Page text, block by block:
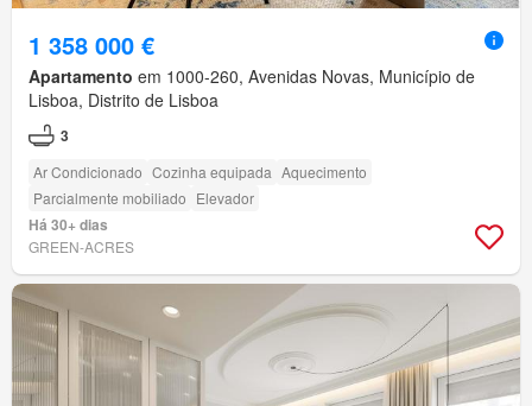
1 358 000 €
Apartamento em 1000-260, Avenidas Novas, Município de
Lisboa, Distrito de Lisboa
3
Ar Condicionado Cozinha equipada Aquecimento
Parcialmente mobiliado Elevador
Há 30+ dias
GREEN-ACRES